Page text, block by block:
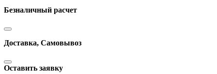
Безналичный расчет
Доставка, Самовывоз
Оставить заявку